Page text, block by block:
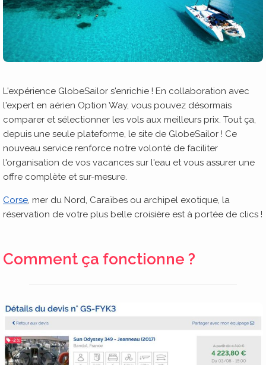
L'expérience GlobeSailor s'enrichie ! En collaboration avec
l'expert en aérien Option Way, vous pouvez désormais
comparer et sélectionner les vols aux meilleurs prix. Tout ça,
depuis une seule plateforme, le site de GlobeSailor ! Ce
nouveau service renforce notre volonté de faciliter
l'organisation de vos vacances sur l'eau et vous assurer une
offre complète et sur-mesure.
Corse, mer du Nord, Caraïbes ou archipel exotique, la
réservation de votre plus belle croisière est à portée de clics !
Comment ça fonctionne ?